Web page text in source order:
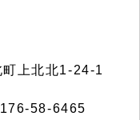
上北北1-24-1
58-6465